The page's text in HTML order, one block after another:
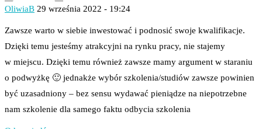
OliwiaB 29 września 2022 - 19:24
Zawsze warto w siebie inwestować i podnosić swoje kwalifikacje.
Dzięki temu jesteśmy atrakcyjni na rynku pracy, nie stajemy
w miejscu. Dzięki temu również zawsze mamy argument w staraniu
o podwyżkę 🙂 jednakże wybór szkolenia/studiów zawsze powinien
być uzasadniony – bez sensu wydawać pieniądze na niepotrzebne
nam szkolenie dla samego faktu odbycia szkolenia